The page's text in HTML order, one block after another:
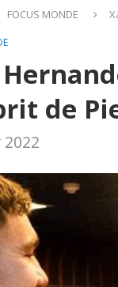
FOCUS MONDE
de